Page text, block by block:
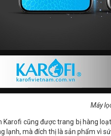
Máy
Karofi cũng được trang bị hàng
lạnh, mà đích thị là sản phẩm vì